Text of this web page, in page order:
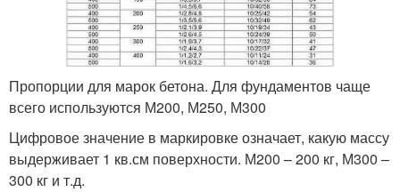
Пропорции для марок бетона. Для фундаментов чаще
всего используются М200, М250, М300
Цифровое значение в маркировке означает, какую массу
выдерживает 1 кв.см поверхности. М200 – 200 кг, М300 –
300 кг и т.д.